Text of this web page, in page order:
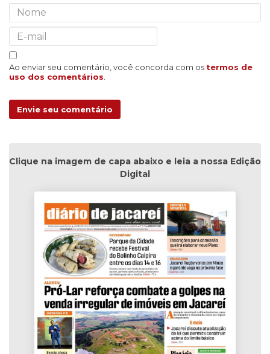
Ao enviar seu comentário, você concorda com os termos de
uso dos comentários
Envie seu comentário
Clique na imagem de capa abaixo e leia a nossa Edição
Digital